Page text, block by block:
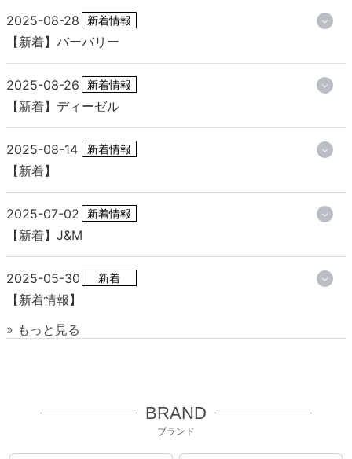
2025-08-28 新着情報
【新着】バーバリー
2025-08-26 新着情報
【新着】ディーゼル
2025-08-14 新着情報
【新着】
2025-07-02 新着情報
【新着】J&M
2025-05-30 新着
【新着情報】
» もっと見る
BRAND
ブランド